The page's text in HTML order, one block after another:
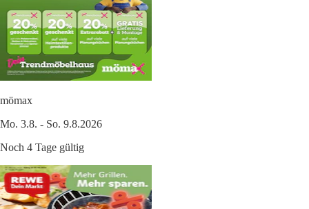
mömax
Mo. 3.8. - So. 9.8.2026
Noch 4 Tage gültig